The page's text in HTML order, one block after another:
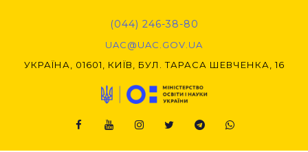
(044) 246-38-80
UAC@UAC.GOV.UA​​
УКРАЇНА, 01601, КИЇВ, БУЛ. ТАРАСА ШЕВЧЕНКА, 16